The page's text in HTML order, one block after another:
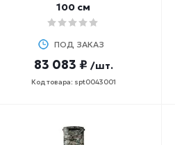
100 см
ПОД ЗАКАЗ
83 083 ₽ /шт.
Код товара: spt0043001